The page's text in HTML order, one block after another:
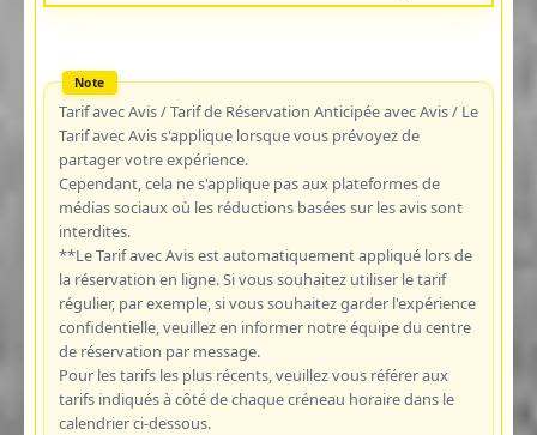
Tarif avec Avis / Tarif de Réservation Anticipée avec Avis / Le
Tarif avec Avis s'applique lorsque vous prévoyez de
partager votre expérience.
Cependant, cela ne s'applique pas aux plateformes de
médias sociaux où les réductions basées sur les avis sont
interdites.
**Le Tarif avec Avis est automatiquement appliqué lors de
la réservation en ligne. Si vous souhaitez utiliser le tarif
régulier, par exemple, si vous souhaitez garder l'expérience
confidentielle, veuillez en informer notre équipe du centre
de réservation par message.
Pour les tarifs les plus récents, veuillez vous référer aux
tarifs indiqués à côté de chaque créneau horaire dans le
calendrier ci-dessous.